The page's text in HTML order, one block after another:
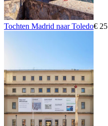
Tochten Madrid naar Toledo€ 25